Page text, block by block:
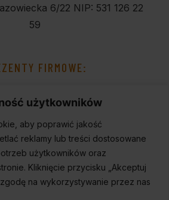
użytkowników
aby poprawić jakość
reklamy lub treści dostosowane
użytkowników oraz
Kliknięcie przycisku „Akceptuj
na wykorzystywanie przez nas
6/22 NIP: 531 126 22
59
FIRMOWE: